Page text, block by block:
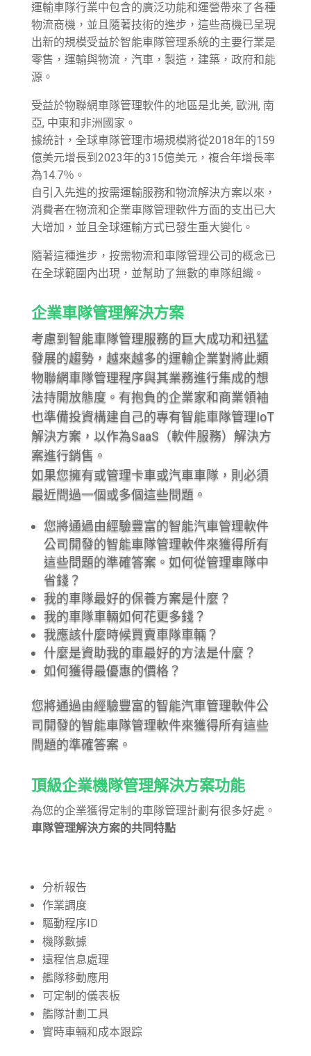
運輸車隊行業中包含的廣泛功能和運營帶來了各種
物流商機，並且隨著技術的進步，這些商機已呈現
出新的規模受益於智能車隊管理系統的主要行業是
零售，運輸與物流，汽車，製造，建築，政府和能
源。
受益於物聯網車隊管理軟件的地區是北美, 歐洲, 南
亞, 中東和非洲國家。
據統計，全球車隊管理市場規模將從2018年的159
億美元增長到2023年的315億美元，複合年增長率
為14.7％。
自引入先進的按需運輸服務和物流解決方案以來，
消費者在物流和企業車隊管理軟件方面的支出已大
大增加，並且全球運輸方式已發生重大變化。
隨著這種進步，按需物流和車隊管理公司的概念已
在全球範圍內出現，並幫助了無數的車隊組織。
企業車隊管理解決方案
考慮到智能車隊管理服務的巨大成功和迅猛
發展的趨勢，越來越多的運輸企業對將此類
物聯網車隊管理程序與其業務進行集成的想
法持開放態度。有抱負的企業家和商業領袖
也準備投資構建自己的專有智能車隊管理IoT
解決方案，以作為SaaS（軟件服務）解決方
案進行銷售。
如果您擁有或管理卡車或汽車車隊，則必須
最近問過一個或多個這些問題。
您將通過由經驗豐富的智能汽車管理軟件
公司開發的智能車隊管理軟件來獲得所有
這些問題的準確答案。如何從管理車隊中
省錢？
我的車隊最好的保養方案是什麼？
我的車隊車輛如何花更多錢？
我應該什麼時候買賣車隊車輛？
什麼是資助我的車最好的方法是什麼？
如何獲得最優惠的價格？
您將通過由經驗豐富的智能汽車管理軟件公
司開發的智能車隊管理軟件來獲得所有這些
問題的準確答案。
頂級企業機隊管理解決方案功能
為您的企業獲得定制的車隊管理計劃有很多好處。
車隊管理解決方案的共同特點
分析報告
作業調度
驅動程序ID
機隊數據
遠程信息處理
艦隊移動應用
可定制的儀表板
艦隊計劃工具
實時車輛和成本跟踪